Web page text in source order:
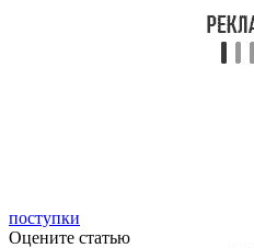
поступки
Оцените статью